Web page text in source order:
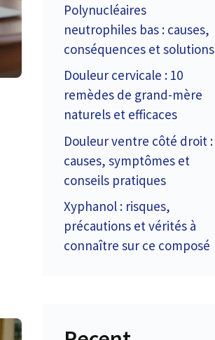
Polynucléaires
neutrophiles bas : causes,
conséquences et solutions
Douleur cervicale : 10
remèdes de grand-mère
naturels et efficaces
Douleur ventre côté droit :
causes, symptômes et
conseils pratiques
Xyphanol : risques,
précautions et vérités à
connaître sur ce composé